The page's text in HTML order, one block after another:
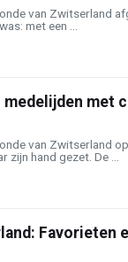
van Zwitserland
met een ...
medelijden met
van Zwitserland op
hand gezet. De ...
Favorieten